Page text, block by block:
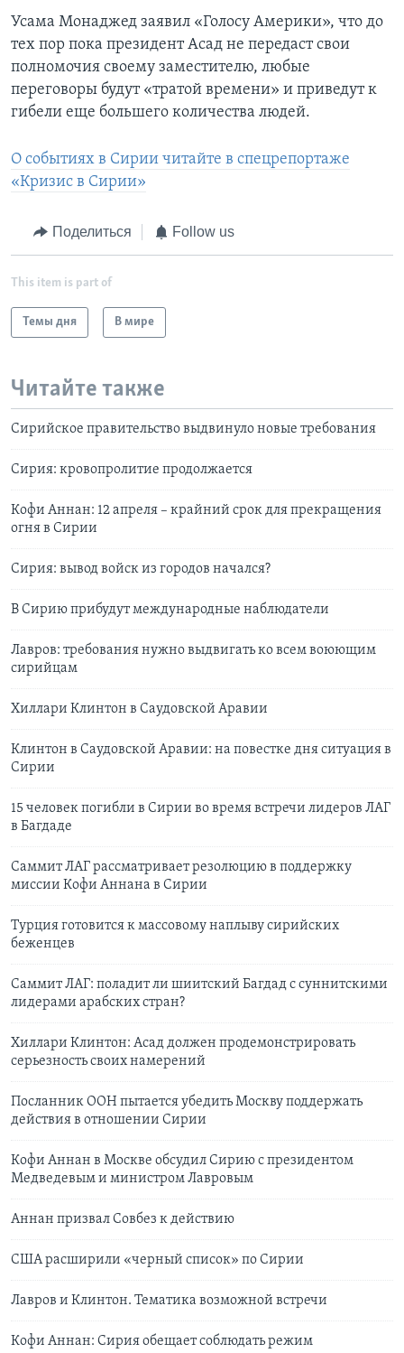
Усама Монаджед заявил «Голосу Америки», что до
тех пор пока президент Асад не передаст свои
полномочия своему заместителю, любые
переговоры будут «тратой времени» и приведут к
гибели еще большего количества людей.
О событиях в Сирии читайте в спецрепортаже
«Кризис в Сирии»
Поделиться Follow us
This item is part of
Темы дня В мире
Читайте также
Сирийское правительство выдвинуло новые требования
Сирия: кровопролитие продолжается
Кофи Аннан: 12 апреля – крайний срок для прекращения
огня в Сирии
Сирия: вывод войск из городов начался?
В Сирию прибудут международные наблюдатели
Лавров: требования нужно выдвигать ко всем воюющим
сирийцам
Хиллари Клинтон в Саудовской Аравии
Клинтон в Саудовской Аравии: на повестке дня ситуация в
Сирии
15 человек погибли в Сирии во время встречи лидеров ЛАГ
в Багдаде
Саммит ЛАГ рассматривает резолюцию в поддержку
миссии Кофи Аннана в Сирии
Турция готовится к массовому наплыву сирийских
беженцев
Саммит ЛАГ: поладит ли шиитский Багдад с суннитскими
лидерами арабских стран?
Хиллари Клинтон: Асад должен продемонстрировать
серьезность своих намерений
Посланник ООН пытается убедить Москву поддержать
действия в отношении Сирии
Кофи Аннан в Москве обсудил Сирию с президентом
Медведевым и министром Лавровым
Аннан призвал Совбез к действию
США расширили «черный список» по Сирии
Лавров и Клинтон. Тематика возможной встречи
Кофи Аннан: Сирия обещает соблюдать режим